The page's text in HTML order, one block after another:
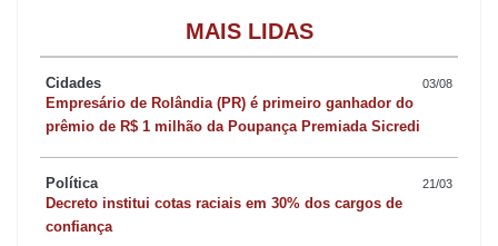
da economia, com crescimento do PIB e a menor taxa de
desemprego da história, dentro do pleno emprego. A
remuneração maior também aumenta o consumo das famílias,
gerando um fluxo virtuoso na economia.”
O novo piso foi definido pelo Conselho Estadual do Trabalho,
Emprego e Renda (Ceter), que é formado por representantes dos
MAIS LIDAS
Cidades 03/08
Empresário de Rolândia (PR) é primeiro ganhador do
prêmio de R$ 1 milhão da Poupança Premiada Sicredi
Política 21/03
Decreto institui cotas raciais em 30% dos cargos de
confiança